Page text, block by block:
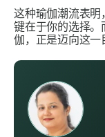
这种瑜伽潮流表明
键在于你的选择。
伽，正是迈向这一